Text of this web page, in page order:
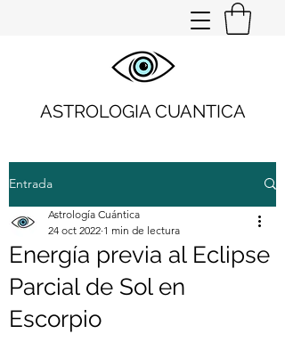
ASTROLOGIA CUANTICA
Entrada
Energía previa al Eclipse
Parcial de Sol en
Escorpio
Astrología Cuántica
24 oct 2022 1 min de lectura